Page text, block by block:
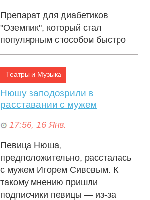
Препарат для диабетиков
"Оземпик", который стал
популярным способом быстро
похудеть, оказался опасен для
препарата, компан...
Театры и Музыка
Нюшу заподозрили в
расставании с мужем
17:56, 16 Янв.
Певица Нюша,
предположительно, рассталась
с мужем Игорем Сивовым. К
такому мнению пришли
подписчики певицы — из-за